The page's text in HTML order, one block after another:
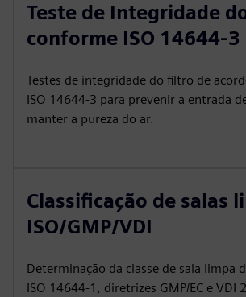
Teste de Integridade
conforme ISO 14644-3
Testes de integridade do filtro de
ISO 14644-3 para prevenir a entrada
manter a pureza do ar.
Classificação de salas
ISO/GMP/VDI
Determinação da classe de sala limpa
ISO 14644-1, diretrizes GMP/EC e VDI